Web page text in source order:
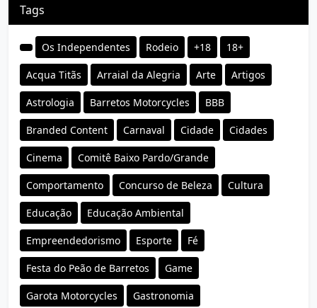
Tags
Os Independentes Rodeio +18 18+
Acqua Titãs Arraial da Alegria Arte Artigos
Astrologia Barretos Motorcycles BBB
Branded Content Carnaval Cidade Cidades
Cinema Comitê Baixo Pardo/Grande
Comportamento Concurso de Beleza Cultura
Educação Educação Ambiental
Empreendedorismo Esporte Fé
Festa do Peão de Barretos Game
Garota Motorcycles Gastronomia